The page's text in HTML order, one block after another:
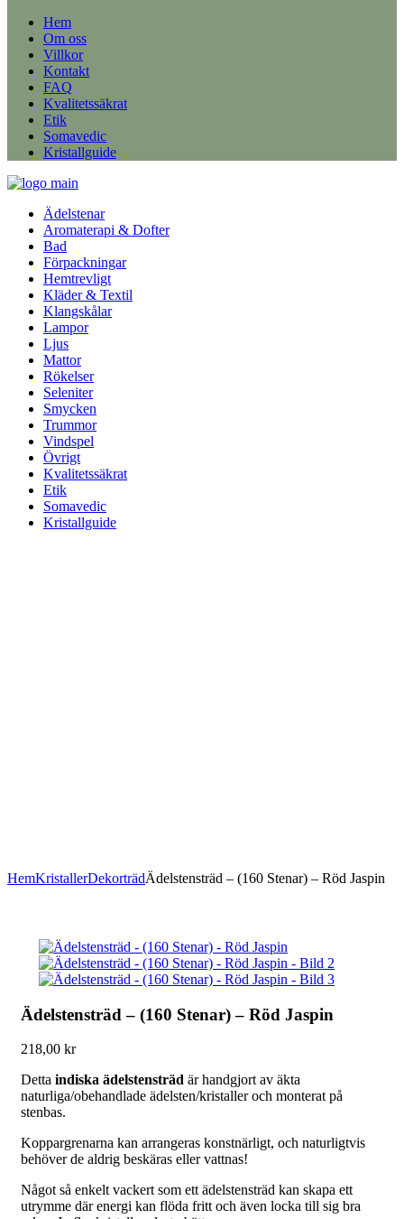
Hem
Om oss
Villkor
Kontakt
FAQ
Kvalitetssäkrat
Etik
Somavedic
Kristallguide
Ädelstenar
Aromaterapi & Dofter
Bad
Förpackningar
Hemtrevligt
Kläder & Textil
Klangskålar
Lampor
Ljus
Mattor
Rökelser
Seleniter
Smycken
Trummor
Vindspel
Övrigt
Kvalitetssäkrat
Etik
Somavedic
Kristallguide
HemKristallerDekorträdÄdelstensträd – (160 Stenar) – Röd Jaspin
Ädelstensträd – (160 Stenar) – Röd Jaspin
218,00 kr
Detta indiska ädelstensträd är handgjort av äkta
naturliga/obehandlade ädelsten/kristaller och monterat på
stenbas.
Koppargrenarna kan arrangeras konstnärligt, och naturligtvis
behöver de aldrig beskäras eller vattnas!
Något så enkelt vackert som ett ädelstensträd kan skapa ett
utrymme där energi kan flöda fritt och även locka till sig bra